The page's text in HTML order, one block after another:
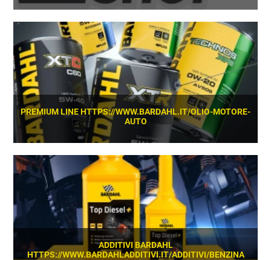
SCOPRI
PREMIUM LINE HTTPS://WWW.BARDAHL.IT/OLIO-MOTORE-
AUTO
SCOPRI
ADDITIVI BARDAHL
HTTPS://WWW.BARDAHLADDITIVI.IT/ADDITIVI/BENZINA